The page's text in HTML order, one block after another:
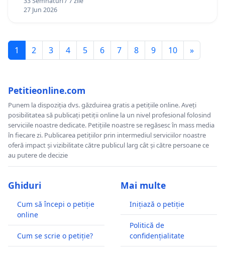
27 Jun 2026
1 2 3 4 5 6 7 8 9 10 »
Petitieonline.com
Punem la dispoziția dvs. găzduirea gratis a petițiile online. Aveți
posibilitatea să publicați petiții online la un nivel profesional folosind
serviciile noastre dedicate. Petițiile noastre se regăsesc în mass media
în fiecare zi. Publicarea petițiilor prin intermediul serviciilor noastre
oferă impact și vizibilitate către publicul larg cât și către persoane ce
au putere de decizie
Ghiduri
Cum să începi o petiție
online
Cum se scrie o petiție?
Mai multe
Inițiază o petiție
Politică de
confidențialitate